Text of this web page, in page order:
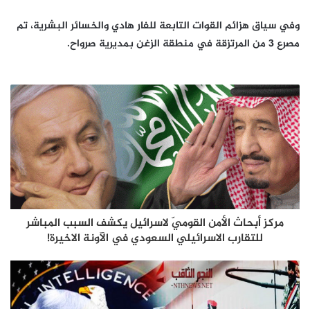
وفي سياق هزائم القوات التابعة للفار هادي والخسائر البشرية، تم
مصرع 3 من المرتزقة في منطقة الزغن بمديرية صرواح.
مركز أبحاث الأمن القوميّ لاسرائيل يكشف السبب المباشر
للتقارب الاسرائيلي السعودي في الآونة الاخيرة!